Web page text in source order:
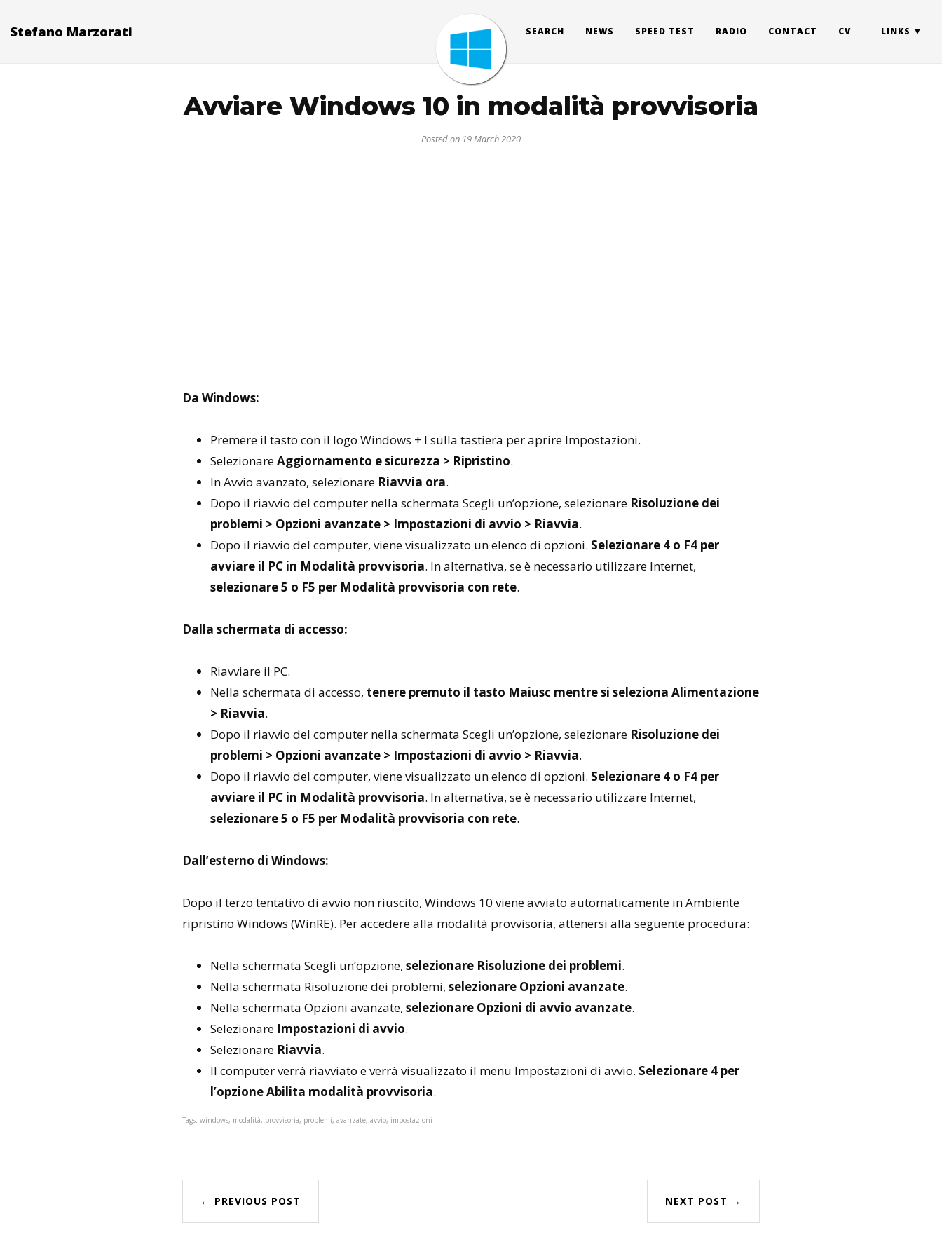
Stefano Marzorati SEARCH NEWS SPEED TEST RADIO CONTACT CV LINKS
Avviare Windows 10 in modalità provvisoria
Posted on 19 March 2020
Da Windows:
Premere il tasto con il logo Windows + I sulla tastiera per aprire Impostazioni.
SelezionareAggiornamento e sicurezza > Ripristino.
In Avvio avanzato, selezionare Riavvia ora.
Dopo il riavvio del computer nella schermata Scegli un’opzione, selezionare Risoluzione dei
problemi > Opzioni avanzate > Impostazioni di avvio > Riavvia.
Dopo il riavvio del computer, viene visualizzato un elenco di opzioni. Selezionare 4 o F4 per
avviare il PC in Modalità provvisoria. In alternativa, se è necessario utilizzare Internet,
selezionare 5 o F5 per Modalità provvisoria con rete.
Dalla schermata di accesso:
Riavviare il PC.
Nella schermata di accesso, tenere premuto il tasto Maiusc mentre si seleziona Alimentazione
> Riavvia.
Dopo il riavvio del computer nella schermata Scegli un’opzione, selezionare Risoluzione dei
problemi > Opzioni avanzate > Impostazioni di avvio > Riavvia.
Dopo il riavvio del computer, viene visualizzato un elenco di opzioni. Selezionare 4 o F4 per
avviare il PC in Modalità provvisoria. In alternativa, se è necessario utilizzare Internet,
selezionare 5 o F5 per Modalità provvisoria con rete.
Dall’esterno di Windows:
Dopo il terzo tentativo di avvio non riuscito, Windows 10 viene avviato automaticamente in Ambiente
ripristino Windows (WinRE). Per accedere alla modalità provvisoria, attenersi alla seguente procedura:
Nella schermata Scegli un’opzione,selezionare Risoluzione dei problemi.
Nella schermata Risoluzione dei problemi,selezionare Opzioni avanzate.
Nella schermata Opzioni avanzate,selezionare Opzioni di avvio avanzate.
Selezionare Impostazioni di avvio.
Selezionare Riavvia.
Il computer verrà riavviato e verrà visualizzato il menu Impostazioni di avvio. Selezionare 4 per
l’opzione Abilita modalità provvisoria.
Tags: windows, modalità, provvisoria, problemi, avanzate, avvio, impostazioni
← PREVIOUS POST NEXT POST →